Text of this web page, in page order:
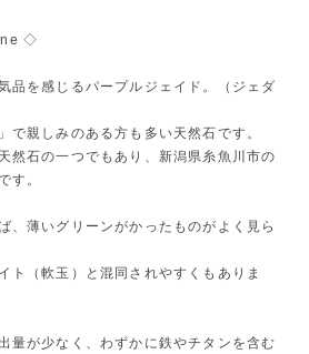
◇
品を感じるパープルジェイド。（ジェダ
で親しみのある方も多い天然石です。
然石の一つでもあり、新潟県糸魚川市の
す。
、薄いグリーンがかったものがよく見ら
ト（軟玉）と混同されやすくもありま
量が少なく、わずかに鉄やチタンを含む